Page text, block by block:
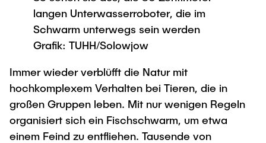
Newsroom
Pressemitteilungen
Flyer und Broschüren
Magazin spektrum
Veranstaltungen
Merchandise-Shop
Beratung und Kontakt
Neu an der TUHH
Rund ums Studium
Studienorganisation
AI in Education
Für Absolventinnen und Absolventen
UNU HUB "Engineering to Face Climate
Change"
Early Career Researchers
Gute Wissenschaftliche Praxis
Studiengänge
Forschung und Institute
News
Studiengänge
Forschung und Institute
Austauschstudium
Intercultural Hub
Partnerships and Strategy
Partnerhochschulen Studierendenaustausch
Eine Partnerschaft vereinbaren
langen Unterwasserroboter, die im
Schwarm unterwegs sein werden
Grafik: TUHH/Solowjow
Immer wieder verblüfft die Natur mit
hochkomplexem Verhalten bei Tieren, die in
großen Gruppen leben. Mit nur wenigen Regeln
organisiert sich ein Fischschwarm, um etwa
einem Feind zu entfliehen. Tausende von